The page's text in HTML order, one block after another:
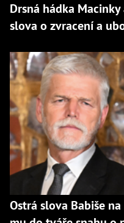
Drsná hádka
slova o zvracení a
Ostrá slova Babiše